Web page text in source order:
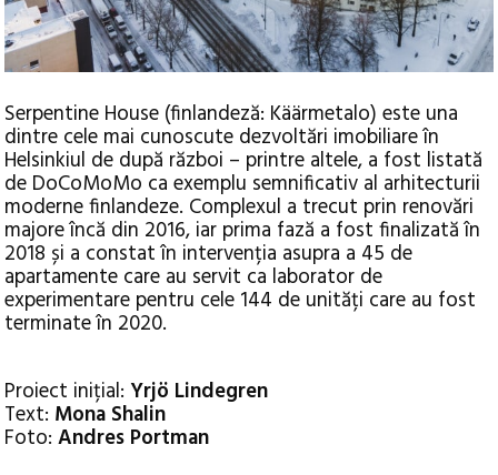
Serpentine House (finlandeză: Käärmetalo) este una
dintre cele mai cunoscute dezvoltări imobiliare în
Helsinkiul de după război – printre altele, a fost listată
de DoCoMoMo ca exemplu semnificativ al arhitecturii
moderne finlandeze. Complexul a trecut prin renovări
majore încă din 2016, iar prima fază a fost finalizată în
2018 și a constat în intervenția asupra a 45 de
apartamente care au servit ca laborator de
experimentare pentru cele 144 de unități care au fost
terminate în 2020.
Proiect inițial: Yrjö Lindegren
Text: Mona Shalin
Foto:Andres Portman